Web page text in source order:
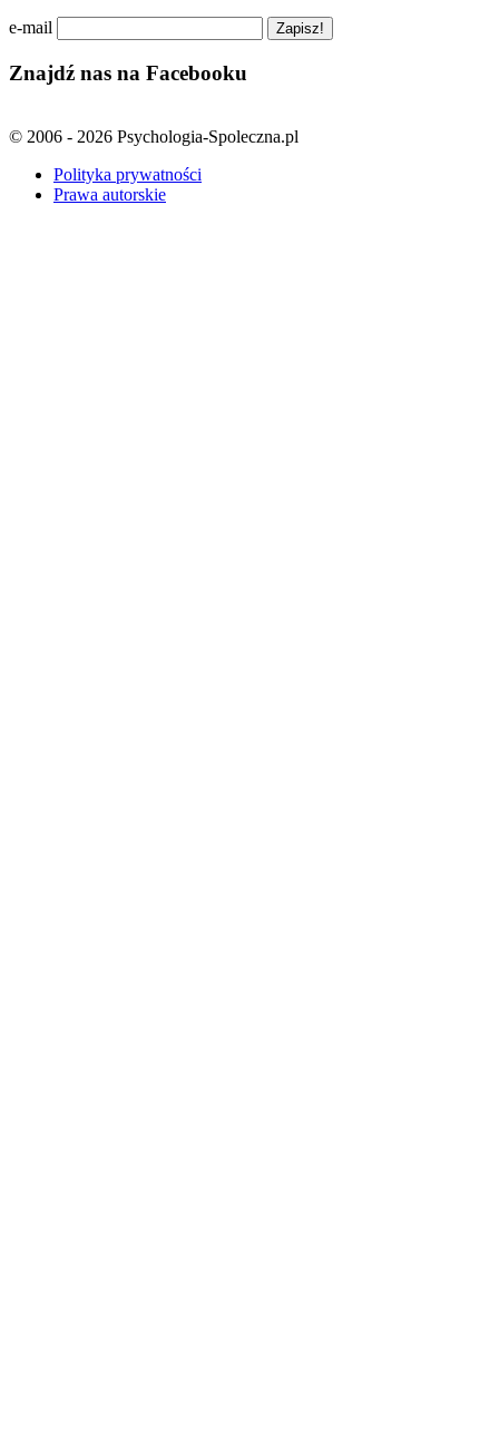
e-mail
Znajdź nas na Facebooku
© 2006 - 2026 Psychologia-Spoleczna.pl
Polityka prywatności
Prawa autorskie